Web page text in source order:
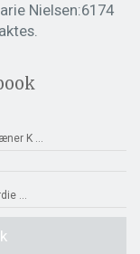
Nielsen:6174
K ...
...